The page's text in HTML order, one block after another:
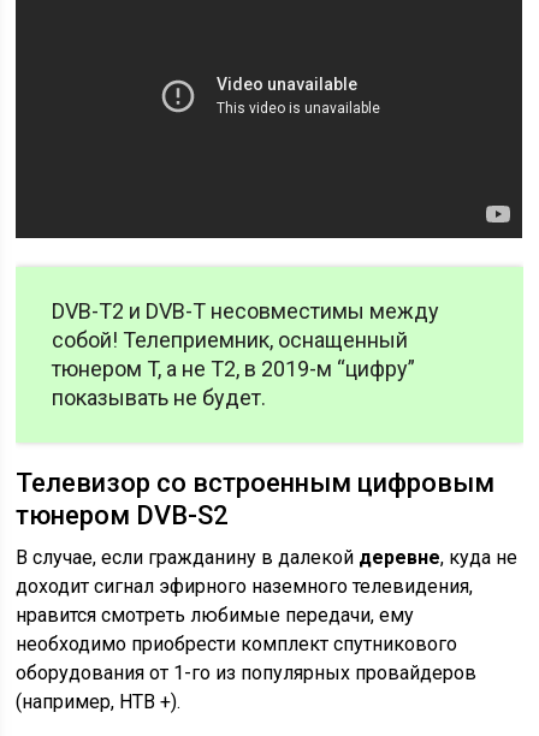
DVB-T2 и DVB-T несовместимы между
собой! Телеприемник, оснащенный
тюнером T, а не T2, в 2019-м “цифру”
показывать не будет.
Телевизор со встроенным цифровым
тюнером DVB-S2
В случае, если гражданину в далекой деревне, куда не
доходит сигнал эфирного наземного телевидения,
нравится смотреть любимые передачи, ему
необходимо приобрести комплект спутникового
оборудования от 1-го из популярных провайдеров
(например, НТВ +).